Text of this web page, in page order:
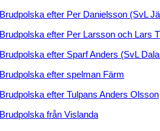
Brudpolska efter Per Danielsson (SvL
Brudpolska efter Per Larsson och Lars
Brudpolska efter Sparf Anders (SvL
Brudpolska efter spelman Färm
Brudpolska efter Tulpans Anders Olsson
Brudpolska från Vislanda